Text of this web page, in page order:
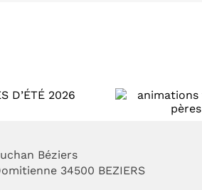
animations fête
Béziers
34500 BEZIERS